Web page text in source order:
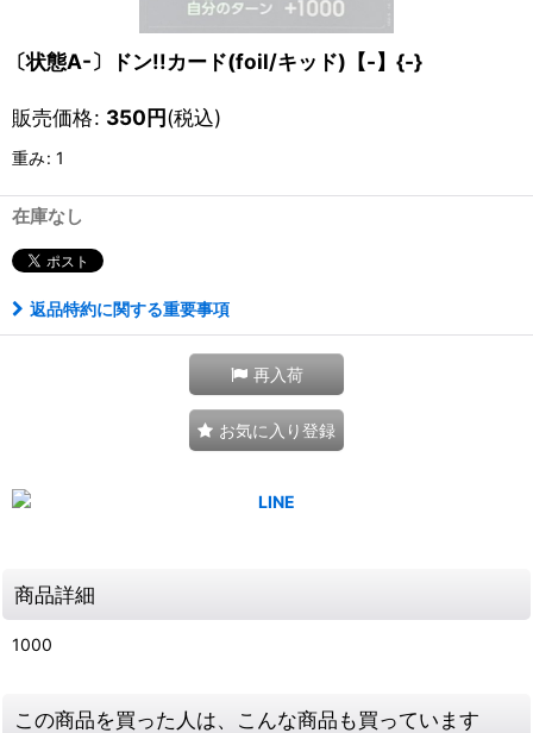
〔状態A-〕ドン!!カード(foil/キッド)【-】{-}
販売価格: 350円(税込)
重み: 1
在庫なし
返品特約に関する重要事項
再入荷
お気に入り登録
商品詳細
1000
この商品を買った人は、こんな商品も買っています